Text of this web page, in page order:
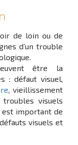
de loin ou de
d’un trouble
être la
: défaut visuel,
, vieillissement
visuels
est important de
visuels et